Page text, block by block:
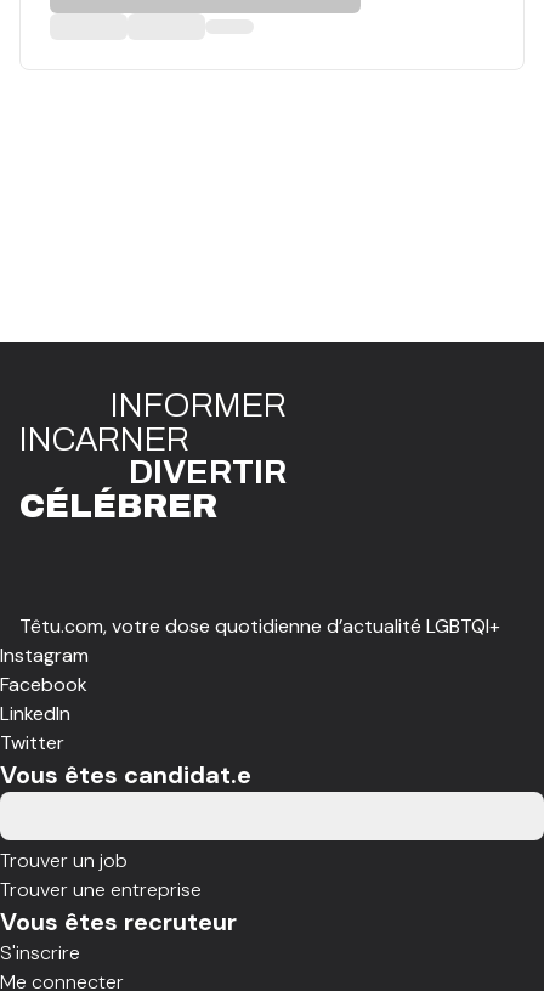
INFORMER
INCARNER
DIVERTIR
CÉLÉBRER
Têtu.com, votre dose quotidienne d’actualité LGBTQI+
Instagram
Facebook
LinkedIn
Twitter
Vous êtes candidat.e
Trouver un job
Trouver une entreprise
Vous êtes recruteur
S'inscrire
Me connecter